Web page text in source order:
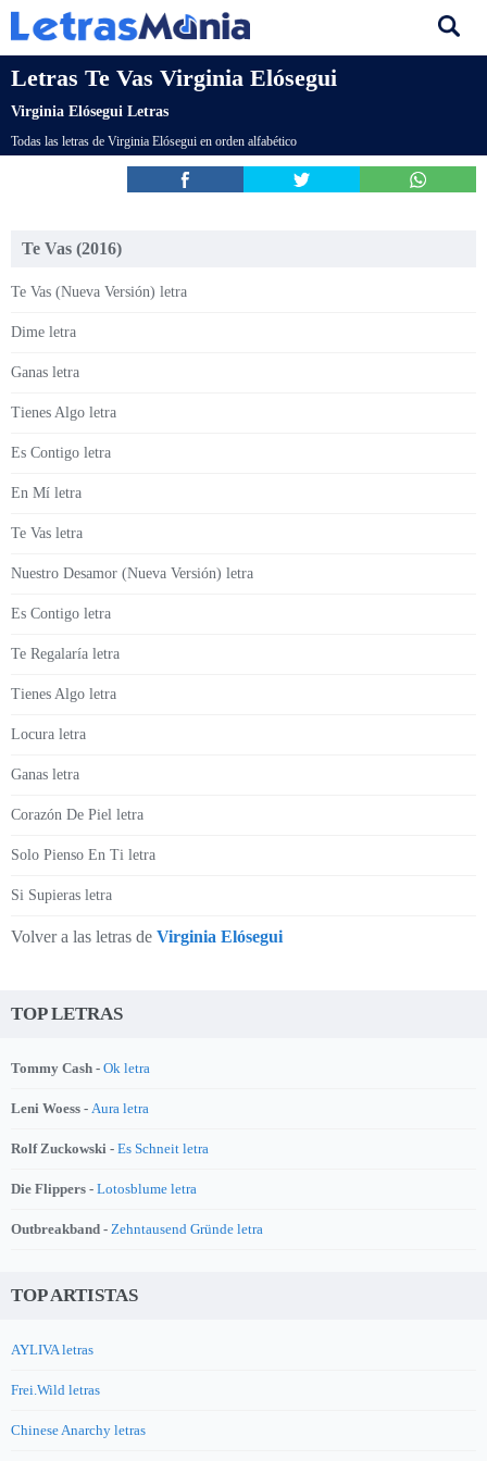
Letras Te Vas Virginia Elósegui
Virginia Elósegui Letras
Todas las letras de Virginia Elósegui en orden alfabético
Te Vas (2016)
Te Vas (Nueva Versión) letra
Dime letra
Ganas letra
Tienes Algo letra
Es Contigo letra
En Mí letra
Te Vas letra
Nuestro Desamor (Nueva Versión) letra
Es Contigo letra
Te Regalaría letra
Tienes Algo letra
Locura letra
Ganas letra
Corazón De Piel letra
Solo Pienso En Ti letra
Si Supieras letra
Volver a las letras de Virginia Elósegui
TOP LETRAS
Tommy Cash - Ok letra
Leni Woess - Aura letra
Rolf Zuckowski - Es Schneit letra
Die Flippers - Lotosblume letra
Outbreakband - Zehntausend Gründe letra
TOP ARTISTAS
AYLIVA letras
Frei.Wild letras
Chinese Anarchy letras